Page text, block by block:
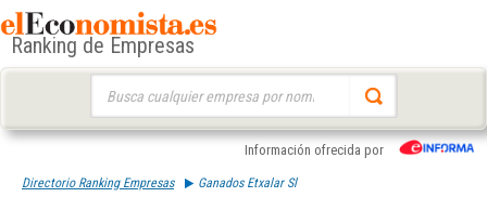
Ranking de Empresas
Información ofrecida por
Directorio Ranking Empresas Ganados Etxalar Sl